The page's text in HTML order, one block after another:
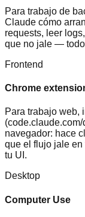
Para trabajo de
Claude cómo
requests, leer
que no jale —
Frontend
Chrome
Para trabajo web,
navegador: hace
que el flujo jale
tu UI.
Desktop
Computer Use